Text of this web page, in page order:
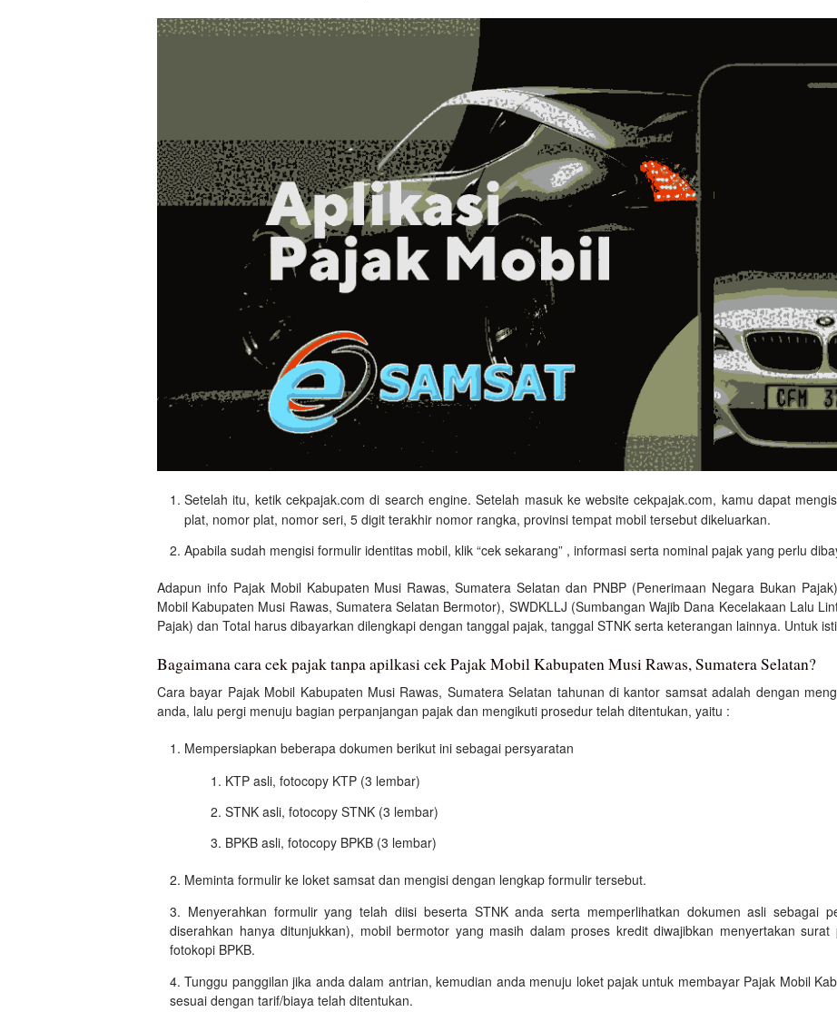
Setelah itu, ketik cekpajak.com di search engine. Setelah masuk ke website cekpajak.com, kamu dapat
plat, nomor plat, nomor seri, 5 digit terakhir nomor rangka, provinsi tempat mobil tersebut dikeluarkan.
Apabila sudah mengisi formulir identitas mobil, klik “cek sekarang” , informasi serta nominal pajak yang perlu
Adapun info Pajak Mobil Kabupaten Musi Rawas, Sumatera Selatan dan PNBP (Penerimaan Negara Bukan
Mobil Kabupaten Musi Rawas, Sumatera Selatan Bermotor), SWDKLLJ (Sumbangan Wajib Dana Kecelakaan Lalu
Pajak) dan Total harus dibayarkan dilengkapi dengan tanggal pajak, tanggal STNK serta keterangan lainnya. Untuk
Bagaimana cara cek pajak tanpa apilkasi cek Pajak Mobil Kabupaten Musi Rawas, Sumatera Selatan?
Cara bayar Pajak Mobil Kabupaten Musi Rawas, Sumatera Selatan tahunan di kantor samsat adalah dengan
anda, lalu pergi menuju bagian perpanjangan pajak dan mengikuti prosedur telah ditentukan, yaitu :
Mempersiapkan beberapa dokumen berikut ini sebagai persyaratan
KTP asli, fotocopy KTP (3 lembar)
STNK asli, fotocopy STNK (3 lembar)
BPKB asli, fotocopy BPKB (3 lembar)
Meminta formulir ke loket samsat dan mengisi dengan lengkap formulir tersebut.
Menyerahkan formulir yang telah diisi beserta STNK anda serta memperlihatkan dokumen asli sebagai
diserahkan hanya ditunjukkan), mobil bermotor yang masih dalam proses kredit diwajibkan menyertakan
fotokopi BPKB.
Tunggu panggilan jika anda dalam antrian, kemudian anda menuju loket pajak untuk membayar Pajak Mobil
sesuai dengan tarif/biaya telah ditentukan.